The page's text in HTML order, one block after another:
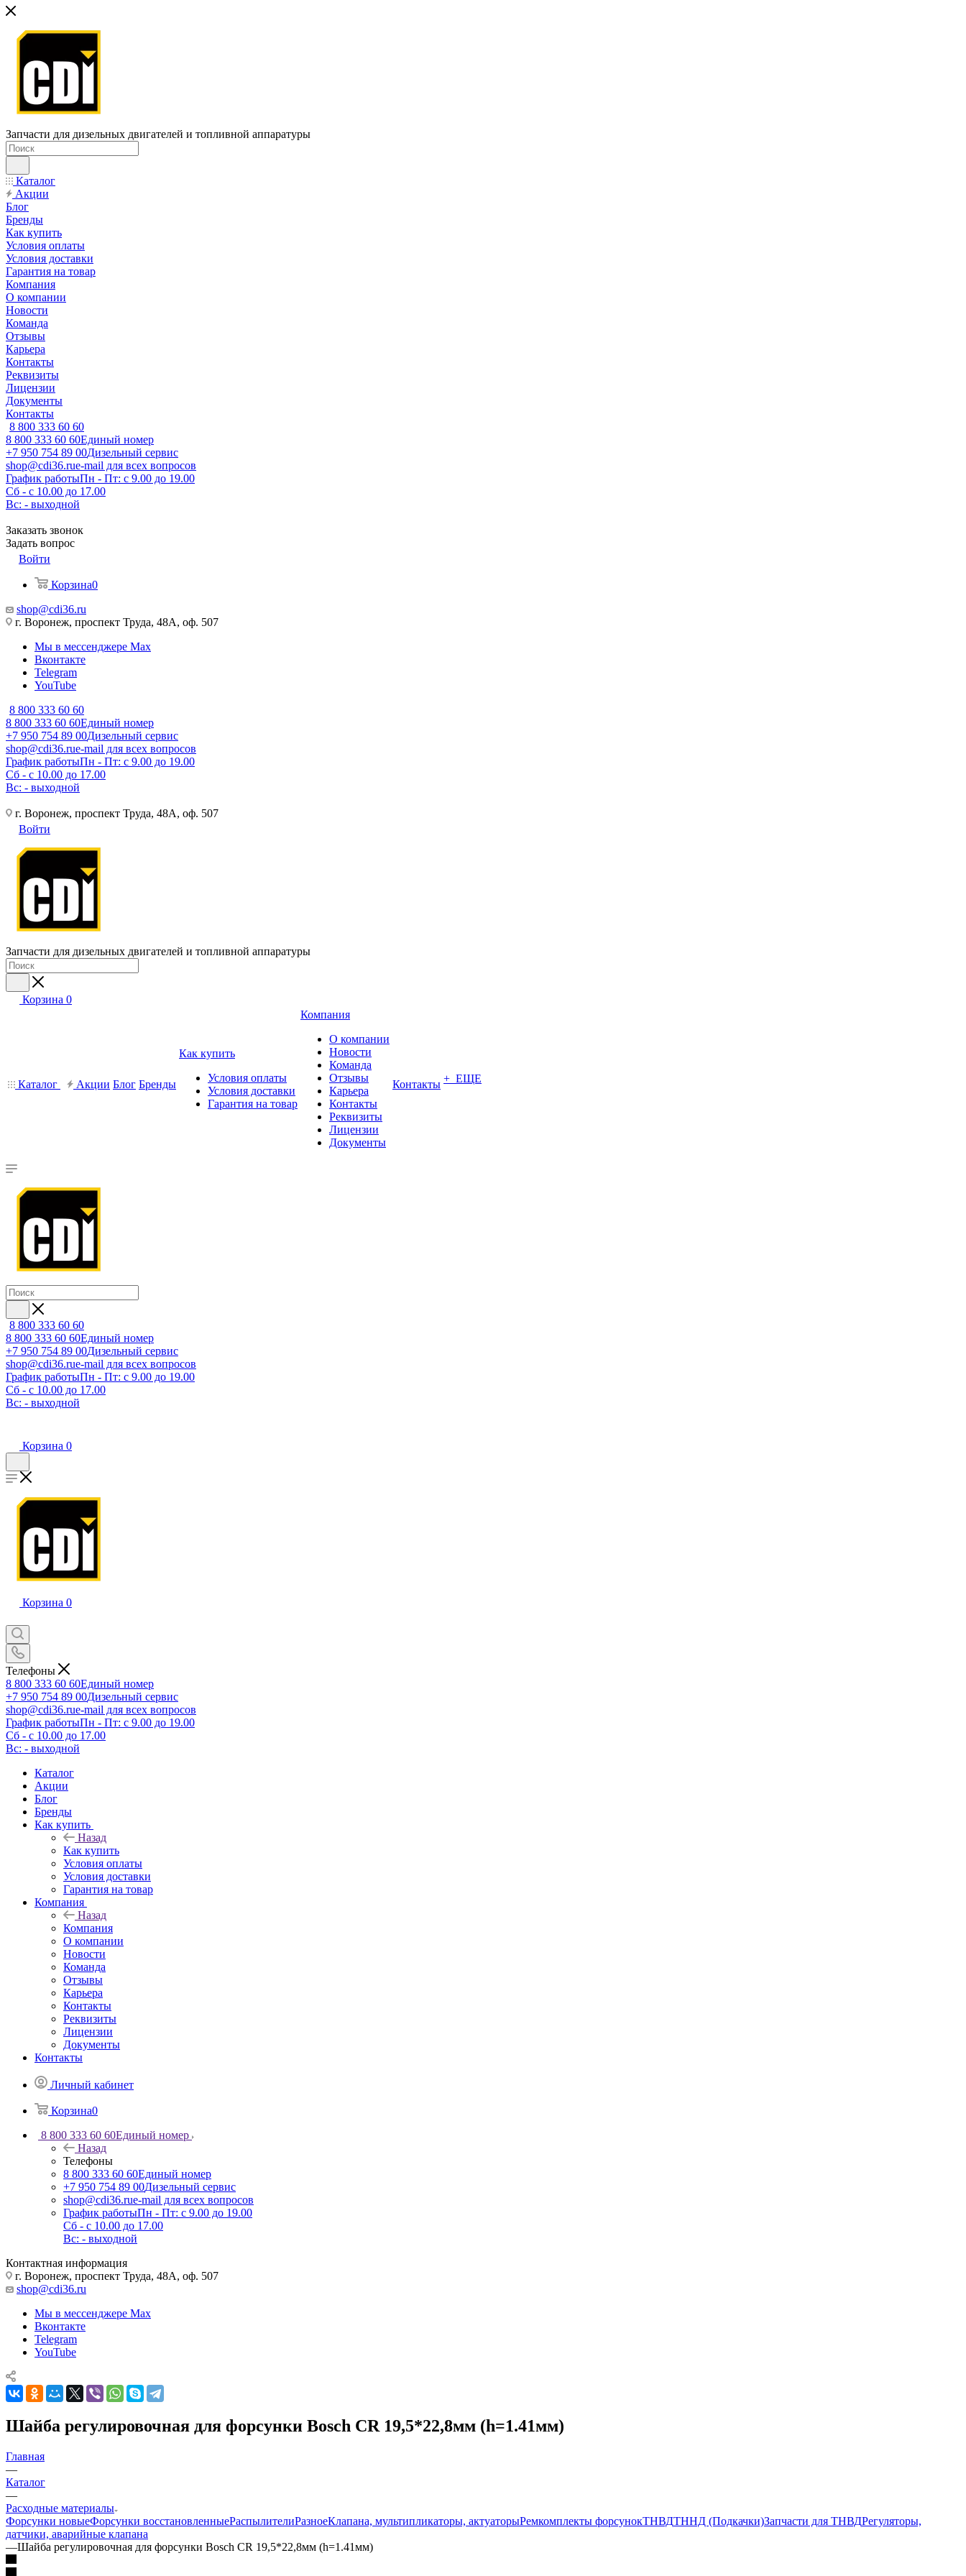
Запчасти для дизельных двигателей и топливной аппаратуры
Каталог
Акции
Блог
Бренды
Как купить
Условия оплаты
Условия доставки
Гарантия на товар
Компания
О компании
Новости
Команда
Отзывы
Карьера
Контакты
Реквизиты
Лицензии
Документы
Контакты
8 800 333 60 60
8 800 333 60 60Единый номер
+7 950 754 89 00Дизельный сервис
shop@cdi36.rue-mail для всех вопросов
График работыПн - Пт: с 9.00 до 19.00
Сб - с 10.00 до 17.00
Вс: - выходной
Заказать звонок
Задать вопрос
Войти
Корзина0
shop@cdi36.ru
г. Воронеж, проспект Труда, 48А, оф. 507
Мы в мессенджере Max
Вконтакте
Telegram
YouTube
8 800 333 60 60
8 800 333 60 60Единый номер
+7 950 754 89 00Дизельный сервис
shop@cdi36.rue-mail для всех вопросов
График работыПн - Пт: с 9.00 до 19.00
Сб - с 10.00 до 17.00
Вс: - выходной
г. Воронеж, проспект Труда, 48А, оф. 507
Войти
Запчасти для дизельных двигателей и топливной аппаратуры
Корзина 0
Каталог Акции Блог Бренды
Как купить
Условия оплаты
Условия доставки
Гарантия на товар
Компания
О компании
Новости
Команда
Отзывы
Карьера
Контакты
Реквизиты
Лицензии
Документы
Контакты + ЕЩЕ
8 800 333 60 60
8 800 333 60 60Единый номер
+7 950 754 89 00Дизельный сервис
shop@cdi36.rue-mail для всех вопросов
График работыПн - Пт: с 9.00 до 19.00
Сб - с 10.00 до 17.00
Вс: - выходной
Корзина 0
Корзина 0
Телефоны
8 800 333 60 60Единый номер
+7 950 754 89 00Дизельный сервис
shop@cdi36.rue-mail для всех вопросов
График работыПн - Пт: с 9.00 до 19.00
Сб - с 10.00 до 17.00
Вс: - выходной
Каталог
Акции
Блог
Бренды
Как купить
Назад
Как купить
Условия оплаты
Условия доставки
Гарантия на товар
Компания
Назад
Компания
О компании
Новости
Команда
Отзывы
Карьера
Контакты
Реквизиты
Лицензии
Документы
Контакты
Личный кабинет
Корзина0
8 800 333 60 60Единый номер
Назад
Телефоны
8 800 333 60 60Единый номер
+7 950 754 89 00Дизельный сервис
shop@cdi36.rue-mail для всех вопросов
График работыПн - Пт: с 9.00 до 19.00
Сб - с 10.00 до 17.00
Вс: - выходной
Контактная информация
г. Воронеж, проспект Труда, 48А, оф. 507
shop@cdi36.ru
Мы в мессенджере Max
Вконтакте
Telegram
YouTube
Шайба регулировочная для форсунки Bosch CR 19,5*22,8мм (h=1.41мм)
Главная
—
Каталог
—
Расходные материалы
Форсунки новыеФорсунки восстановленныеРаспылителиРазноеКлапана, мультипликаторы, актуаторыРемкомплекты форсунокТНВДТННД (Подкачки)Запчасти для ТНВДРегуляторы,
датчики, аварийные клапана
—Шайба регулировочная для форсунки Bosch CR 19,5*22,8мм (h=1.41мм)